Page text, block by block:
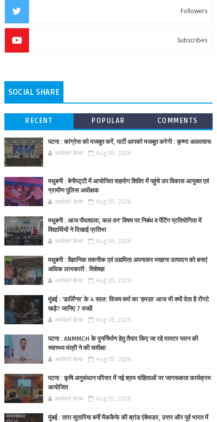
Followers
Subscribes
SOCIAL SHARE
RECENT POPULAR COMMENTS
पटना : कांग्रेस को मजबूत करें, पार्टी आपको मजबूत करेगी : कृष्णा अल्लावारू
आर्यावर्त डेस्क Aug 05, 2026
मधुबनी : बेनीपट्टी में आयोजित सहयोग शिविर में पहुंचे उप विकास आयुक्त एवं
ग्रामीण पुलिस अधीक्षक
आर्यावर्त डेस्क Aug 05, 2026
मधुबनी : आज पौधशाला, कल वन' विषय पर निबंध व पेंटिंग प्रतियोगिता में
विद्यार्थियों ने दिखाई प्रतिभा
आर्यावर्त डेस्क Aug 05, 2026
मधुबनी : वैज्ञानिक तकनीक एवं उद्यमिता अपनाकर मखाना उत्पादन को बनाएं
अधिक लाभकारी : विशेषज्ञ
आर्यावर्त डेस्क Aug 05, 2026
मुंबई : 'डार्लिंग्स' के 4 साल: विजय वर्मा का 'हमज़ा' आज भी क्यों देता है रोंगटे
खड़े? जानिए 7 वजहें
आर्यावर्त डेस्क Aug 05, 2026
पटना : ANMMCH के पुनर्निर्माण हेतु तैयार किए जा रहे मास्टर प्लान की
स्वास्थ्य मंत्री ने की समीक्षा
आर्यावर्त डेस्क Aug 05, 2026
पटना : कृषि अनुसंधान परिसर में नई श्रम संहिताओं पर जागरूकता कार्यक्रम
आयोजित
आर्यावर्त डेस्क Aug 05, 2026
मुंबई : तारा सुतारिया बनीं मैककैफे की ब्रांड एंबेसडर, उत्तर और पूर्व भारत में